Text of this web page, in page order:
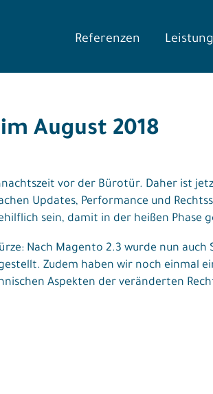
Referenzen
August 2018
vor der Bürotür. Daher ist
Updates, Performance und
sein, damit in der heißen Phase
Nach Magento 2.3 wurde nun
Zudem haben wir noch einmal
Aspekten der veränderten